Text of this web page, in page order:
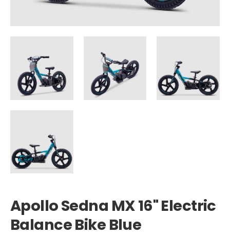
Apollo Sedna MX 16" Electric
Balance Bike Blue